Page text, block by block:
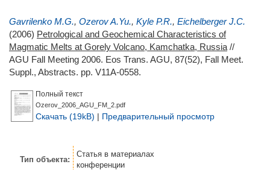
Gavrilenko M.G., Ozerov A.Yu., Kyle P.R., Eichelberger J.C.
(2006) Petrological and Geochemical Characteristics of
Magmatic Melts at Gorely Volcano, Kamchatka, Russia //
AGU Fall Meeting 2006. Eos Trans. AGU, 87(52), Fall Meet.
Suppl., Abstracts. pp. V11A-0558.
Полный текст
Ozerov_2006_AGU_FM_2.pdf
Скачать (19kB) | Предварительный просмотр
Тип объекта:
Статья в материалах
конференции